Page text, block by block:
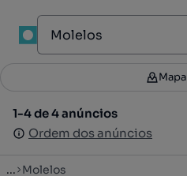
Filtros 2
1-4 de 4 anúncios
Ordem dos anúncios
Mapa
1-4 de 4 anúncios
Ordem dos anúncios
... Molelos